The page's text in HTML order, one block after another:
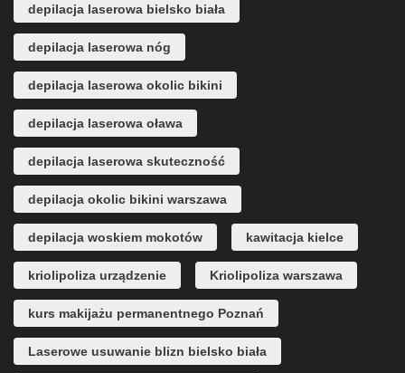
depilacja laserowa bielsko biała
depilacja laserowa nóg
depilacja laserowa okolic bikini
depilacja laserowa oława
depilacja laserowa skuteczność
depilacja okolic bikini warszawa
depilacja woskiem mokotów kawitacja kielce
kriolipoliza urządzenie Kriolipoliza warszawa
kurs makijażu permanentnego Poznań
Laserowe usuwanie blizn bielsko biała